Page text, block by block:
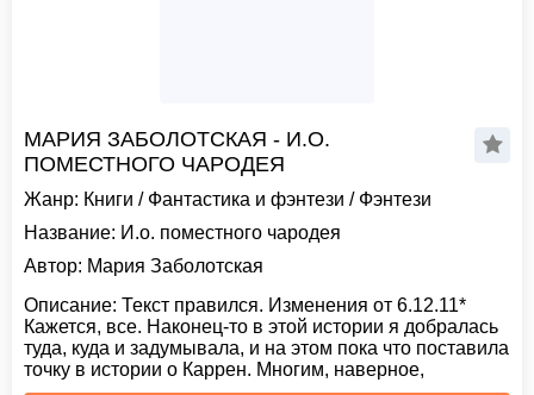
МАРИЯ ЗАБОЛОТСКАЯ - И.О.
ПОМЕСТНОГО ЧАРОДЕЯ
Жанр: Книги / Фантастика и фэнтези / Фэнтези
Название: И.о. поместного чародея
Автор: Мария Заболотская
Описание: Текст правился. Изменения от 6.12.11*
Кажется, все. Наконец-то в этой истории я добралась
туда, куда и задумывала, и на этом пока что поставила
точку в истории о Каррен. Многим, наверное,